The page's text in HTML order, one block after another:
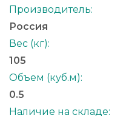
Производитель:
Россия
Вес (кг):
105
Объем (куб.м):
0.5
Наличие на складе: